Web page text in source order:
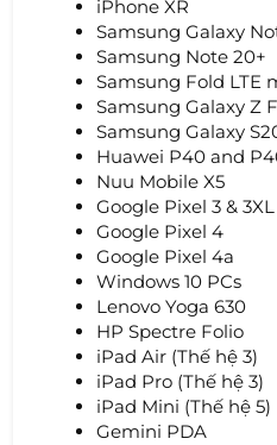
iPhone XR
Samsung Galaxy
Samsung Note 20+
Samsung Fold LTE
Samsung Galaxy Z
Samsung Galaxy
Huawei P40 and
Nuu Mobile X5
Google Pixel 3 &
Google Pixel 4
Google Pixel 4a
Windows 10 PCs
Lenovo Yoga 630
HP Spectre Folio
iPad Air (Thế hệ 3)
iPad Pro (Thế hệ 3)
iPad Mini (Thế hệ 5)
Gemini PDA